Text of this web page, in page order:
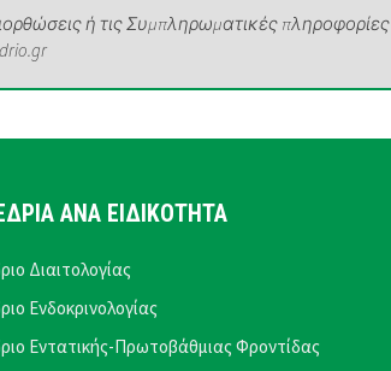
ή τις Συμπληρωματικές πληροφορίες
ΑΝΑ ΕΙΔΙΚΟΤΗΤΑ
Διαιτολογίας
Ενδοκρινολογίας
Εντατικής-Πρωτοβάθμιας Φροντίδας